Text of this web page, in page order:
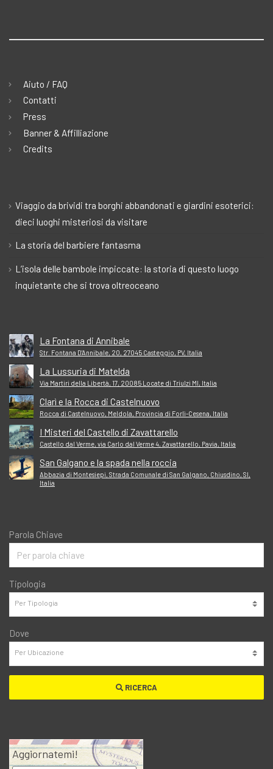
Aiuto / FAQ
Contatti
Press
Banner & Affilliazione
Credits
Viaggio da brividi tra borghi abbandonati e giardini esoterici:
dieci luoghi misteriosi da visitare
La storia del barbiere fantasma
L’isola delle bambole impiccate: la storia di questo luogo
inquietante che si trova oltreoceano
La Fontana di Annibale
Str. Fontana D'Annibale, 20, 27045 Casteggio, PV, Italia
La Lussuria di Matelda
Via Martiri della Libertà, 17, 20085 Locate di Triulzi MI, Italia
Clarì e la Rocca di Castelnuovo
Rocca di Castelnuovo, Meldola, Provincia di Forlì-Cesena, Italia
I Misteri del Castello di Zavattarello
Castello dal Verme, via Carlo dal Verme 4, Zavattarello, Pavia, Italia
San Galgano e la spada nella roccia
Abbazia di Montesiepi, Strada Comunale di San Galgano, Chiusdino, SI,
Italia
Parola Chiave
Tipologia
Dove
RICERCA
Aggiornatemi!